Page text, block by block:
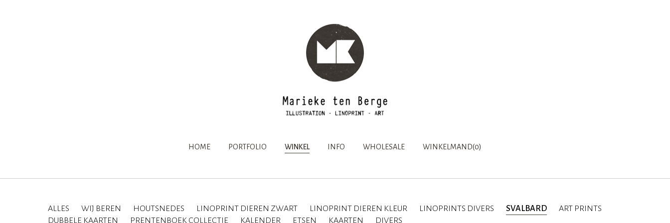
HOME PORTFOLIO WINKEL INFO WHOLESALE WINKELMAND(0)
ALLES WIJ BEREN HOUTSNEDES LINOPRINT DIEREN ZWART LINOPRINT DIEREN KLEUR LINOPRINTS DIVERS SVALBARD
ART PRINTS
DUBBELE KAARTEN
PRENTENBOEK COLLECTIE KALENDER ETSEN KAARTEN DIVERS